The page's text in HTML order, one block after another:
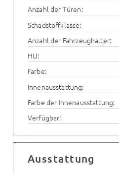
Anzahl der Türen:
Schadstoffklasse:
Anzahl der Fahrzeughalter:
HU:
Farbe:
Innenausstattung:
Farbe der Innenausstattung:
Verfügbar:
Ausstattung